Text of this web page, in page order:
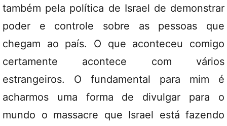
também pela política de Israel de demonstrar
poder e controle sobre as pessoas que
chegam ao país. O que aconteceu comigo
certamente acontece com vários
estrangeiros. O fundamental para mim é
acharmos uma forma de divulgar para o
mundo o massacre que Israel está fazendo